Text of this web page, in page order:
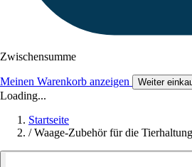
Zwischensumme
Meinen Warenkorb anzeigen Weiter
Loading...
Startseite
/ Waage-Zubehör für die